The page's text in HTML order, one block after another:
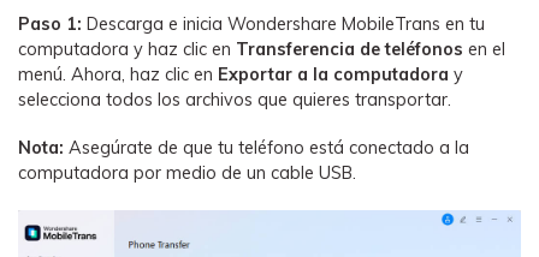
Paso 1: Descarga e inicia Wondershare MobileTrans en tu
computadora y haz clic en Transferencia de teléfonos en el
menú. Ahora, haz clic en Exportar a la computadora y
selecciona todos los archivos que quieres transportar.
Nota: Asegúrate de que tu teléfono está conectado a la
computadora por medio de un cable USB.